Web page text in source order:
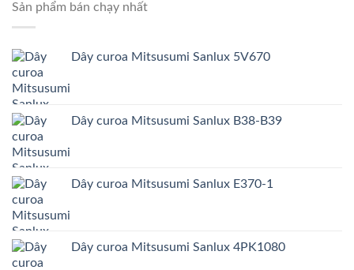
Sản phẩm bán chạy nhất
Dây curoa Mitsusumi Sanlux 5V670
Dây curoa Mitsusumi Sanlux B38-B39
Dây curoa Mitsusumi Sanlux E370-1
Dây curoa Mitsusumi Sanlux 4PK1080